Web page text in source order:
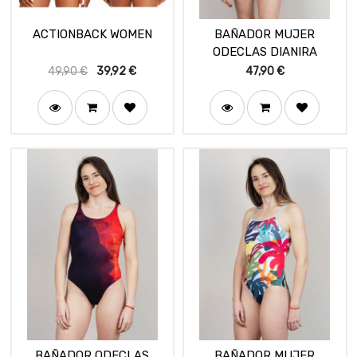
ACTIONBACK WOMEN
49,90€ 39,92€
BAÑADOR MUJER
ODECLAS DIANIRA
47,90€